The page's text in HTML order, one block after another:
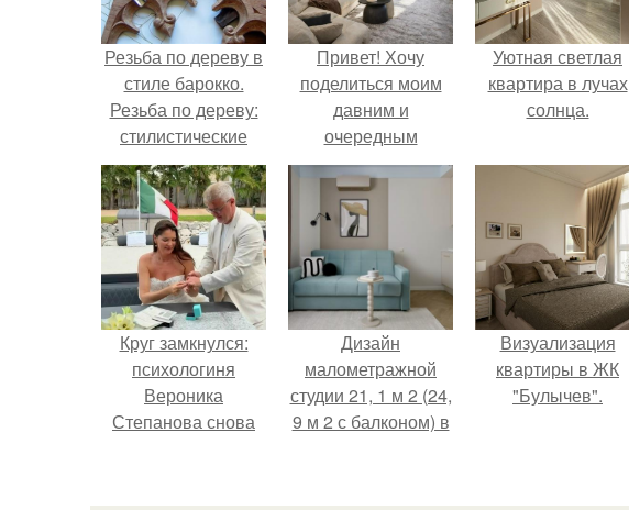
Резьба по дереву в
стиле барокко.
Резьба по дереву:
стилистические
направления и
характерные узоры.
Привет! Хочу
поделиться моим
давним и
очередным
неопубликованным
проектом.
Уютная светлая
квартира в лучах
солнца.
Круг замкнулся:
психологиня
Вероника
Степанова снова
бывшего мужа.
Дизайн
малометражной
студии 21, 1 м 2 (24,
9 м 2 с балконом) в
Визуализация
квартиры в ЖК
"Булычев".